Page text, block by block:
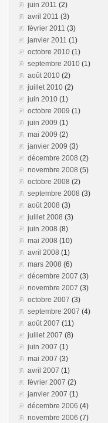
juin 2011 (2)
avril 2011 (3)
février 2011 (3)
janvier 2011 (1)
octobre 2010 (1)
septembre 2010 (1)
août 2010 (2)
juillet 2010 (2)
juin 2010 (1)
octobre 2009 (1)
juin 2009 (1)
mai 2009 (2)
janvier 2009 (3)
décembre 2008 (2)
novembre 2008 (5)
octobre 2008 (2)
septembre 2008 (3)
août 2008 (3)
juillet 2008 (3)
juin 2008 (8)
mai 2008 (10)
avril 2008 (1)
mars 2008 (6)
décembre 2007 (3)
novembre 2007 (3)
octobre 2007 (3)
septembre 2007 (4)
août 2007 (11)
juillet 2007 (8)
juin 2007 (1)
mai 2007 (3)
avril 2007 (1)
février 2007 (2)
janvier 2007 (1)
décembre 2006 (4)
novembre 2006 (7)